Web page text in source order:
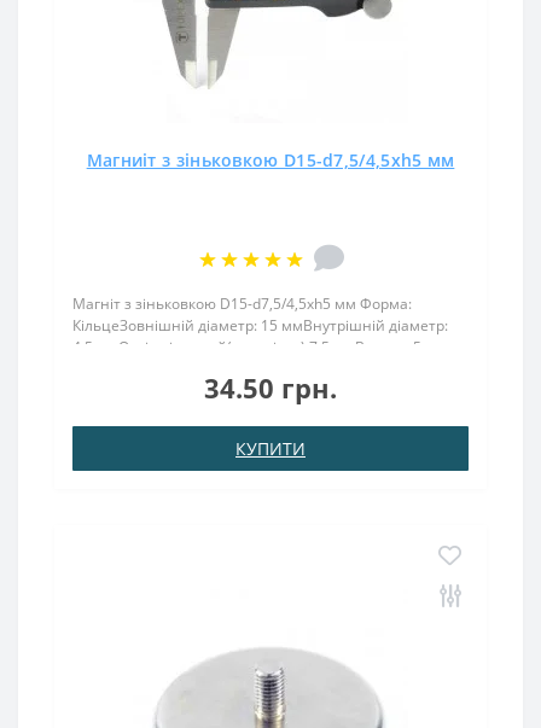
Магниіт з зіньковкою D15-d7,5/4,5хh5 мм
Магніт з зіньковкою D15-d7,5/4,5хh5 мм Форма:
КільцеЗовнішній діаметр: 15 ммВнутрішній діаметр:
4,5 ммОтвір під потай(зеньківка) 7,5 ммВисота: 5
(Ni-Cu-Ni)Намагнічення: N38Зчеплення прибл .:..
34.50 грн.
КУПИТИ